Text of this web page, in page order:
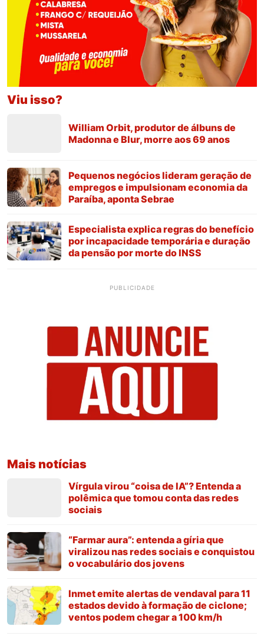
Viu isso?
William Orbit, produtor de álbuns de
Madonna e Blur, morre aos 69 anos
Pequenos negócios lideram geração de
empregos e impulsionam economia da
Paraíba, aponta Sebrae
Especialista explica regras do benefício
por incapacidade temporária e duração
da pensão por morte do INSS
PUBLICIDADE
Mais notícias
Vírgula virou “coisa de IA”? Entenda a
polêmica que tomou conta das redes
sociais
“Farmar aura”: entenda a gíria que
viralizou nas redes sociais e conquistou
o vocabulário dos jovens
Inmet emite alertas de vendaval para 11
estados devido à formação de ciclone;
ventos podem chegar a 100 km/h